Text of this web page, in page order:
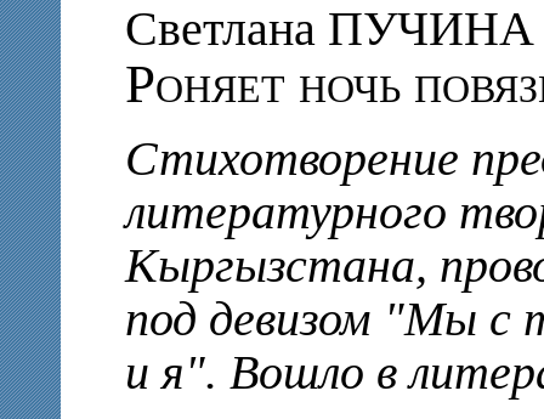
Светлана ПУЧИНА
Роняет ночь
Стихотворение
литературного
Кыргызстана,
под девизом "Мы с
и я". Вошло в